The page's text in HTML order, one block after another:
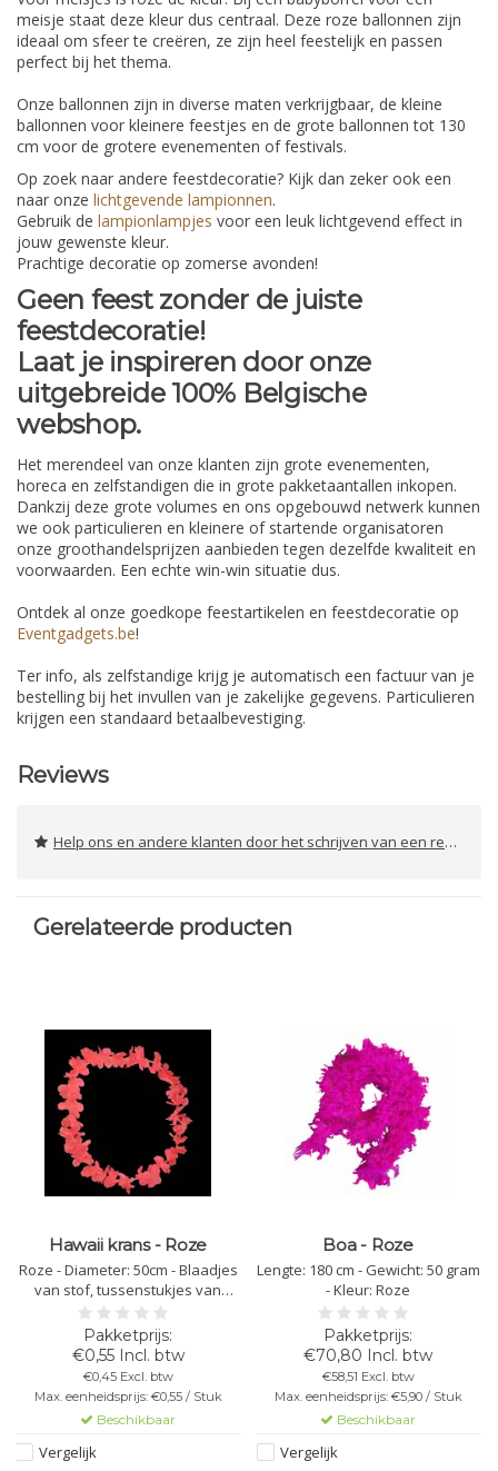
meisje staat deze kleur dus centraal. Deze roze ballonnen zijn
ideaal om sfeer te creëren, ze zijn heel feestelijk en passen
perfect bij het thema.
Onze ballonnen zijn in diverse maten verkrijgbaar, de kleine
ballonnen voor kleinere feestjes en de grote ballonnen tot 130
cm voor de grotere evenementen of festivals.
Op zoek naar andere feestdecoratie? Kijk dan zeker ook een
naar onze lichtgevende lampionnen.
Gebruik de lampionlampjes voor een leuk lichtgevend effect in
jouw gewenste kleur.
Prachtige decoratie op zomerse avonden!
Geen feest zonder de juiste
feestdecoratie!
Laat je inspireren door onze
uitgebreide 100% Belgische
webshop.
Het merendeel van onze klanten zijn grote evenementen,
horeca en zelfstandigen die in grote pakketaantallen inkopen.
Dankzij deze grote volumes en ons opgebouwd netwerk kunnen
we ook particulieren en kleinere of startende organisatoren
onze groothandelsprijzen aanbieden tegen dezelfde kwaliteit en
voorwaarden. Een echte win-win situatie dus.
Ontdek al onze goedkope feestartikelen en feestdecoratie op
Eventgadgets.be!
Ter info, als zelfstandige krijg je automatisch een factuur van je
bestelling bij het invullen van je zakelijke gegevens. Particulieren
krijgen een standaard betaalbevestiging.
Reviews
Help ons en andere klanten door het schrijven van een review
Gerelateerde producten
Hawaii krans - Roze
Roze - Diameter: 50cm - Blaadjes
van stof, tussenstukjes van
plastic
€0,55 Incl. btw
€0,45 Excl. btw
Max. eenheidsprijs: €0,55 / Stuk
Beschikbaar
Vergelijk
Boa - Roze
Lengte: 180 cm - Gewicht: 50 gram
- Kleur: Roze
€70,80 Incl. btw
€58,51 Excl. btw
Max. eenheidsprijs: €5,90 / Stuk
Beschikbaar
Vergelijk